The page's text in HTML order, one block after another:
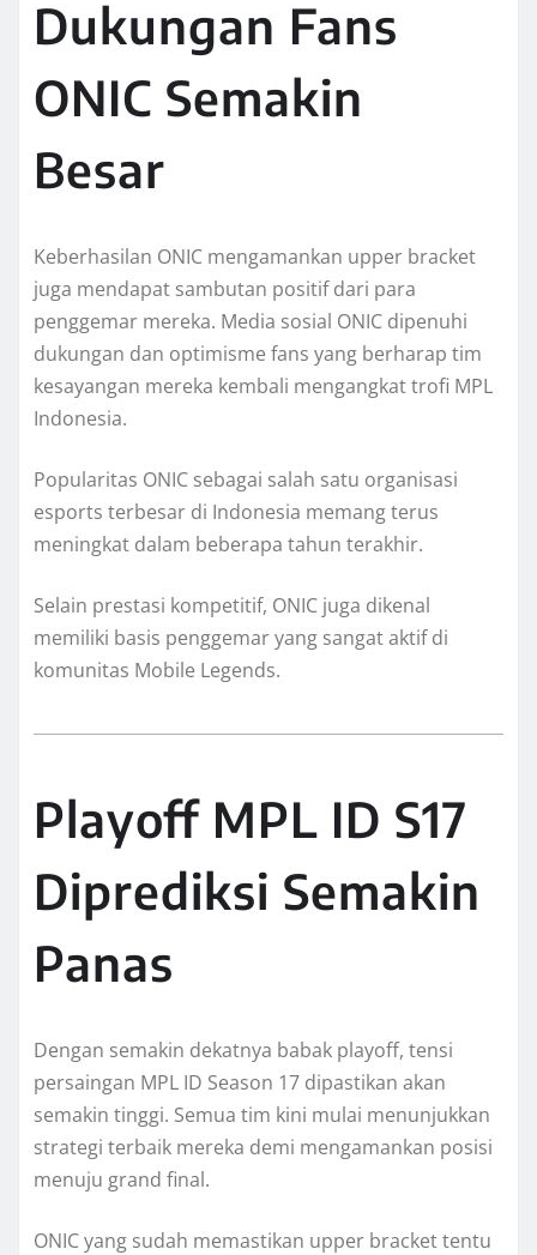
Dukungan Fans
ONIC Semakin
Besar
Keberhasilan ONIC mengamankan upper bracket
juga mendapat sambutan positif dari para
penggemar mereka. Media sosial ONIC dipenuhi
dukungan dan optimisme fans yang berharap tim
kesayangan mereka kembali mengangkat trofi MPL
Indonesia.
Popularitas ONIC sebagai salah satu organisasi
esports terbesar di Indonesia memang terus
meningkat dalam beberapa tahun terakhir.
Selain prestasi kompetitif, ONIC juga dikenal
memiliki basis penggemar yang sangat aktif di
komunitas Mobile Legends.
Playoff MPL ID S17
Diprediksi Semakin
Panas
Dengan semakin dekatnya babak playoff, tensi
persaingan MPL ID Season 17 dipastikan akan
semakin tinggi. Semua tim kini mulai menunjukkan
strategi terbaik mereka demi mengamankan posisi
menuju grand final.
ONIC yang sudah memastikan upper bracket tentu